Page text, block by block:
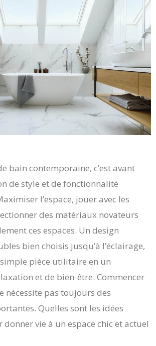
bain contemporaine, c’est avant
de style et de fonctionnalité
l’espace, jouer avec les
des matériaux novateurs
ces espaces. Un design
bien choisis jusqu’à l’éclairage,
pièce utilitaire en un
et de bien-être. Commencer
nécessite pas toujours des
Quelles sont les idées
vie à un espace chic et actuel